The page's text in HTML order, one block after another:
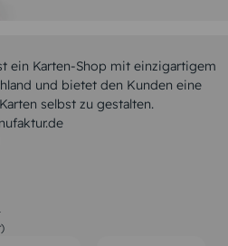
ein Karten-Shop mit einzigartigem
und bietet den Kunden eine
selbst zu gestalten.